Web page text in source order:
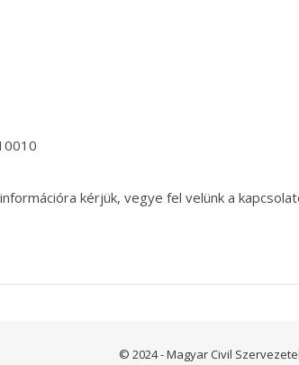
kérjük, vegye fel velünk a
© 2024 - Magyar Civil